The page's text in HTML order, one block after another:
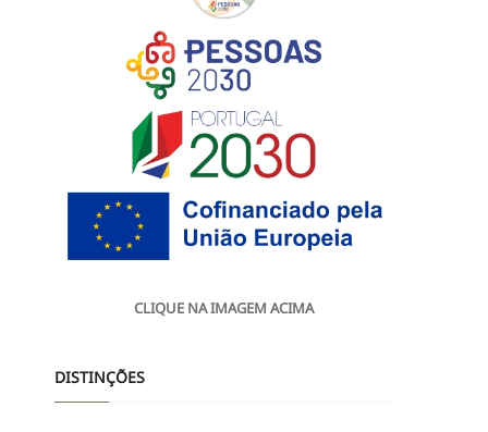
CLIQUE NA IMAGEM ACIMA
DISTINÇÕES